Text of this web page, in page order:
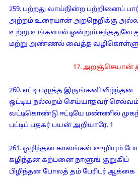
259. பற்றது வாய்நின்ற பற்றினைப்
அற்றம் உரையான் அறநெறிக்கு
உற்று உங்களால் ஒன்றும் ஈந்ததுவே
மற்று அண்ணல் வைத்த
17. அறஞ்செயான்
260. எட்டி பழுத்த இருங்கனி வீழ்ந்தன
ஒட்டிய நல்லறம் செய்யாதவர்
வட்டிகொண்டு ஈட்டியே மண்ணில்
பட்டிப் பதகர் பயன் அறியாரே. 1
261. ஒழிந்தன காலங்கள் ஊழியும்
கழிந்தன கற்பனை நாளுங் குறுகிப்
பிழிந்தன போலத் தம் பேரிடர் ஆக்கை